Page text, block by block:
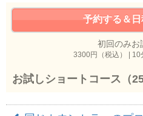
予約する＆
初回のみお
3300円（税込） | 10
お試しショートコース（25